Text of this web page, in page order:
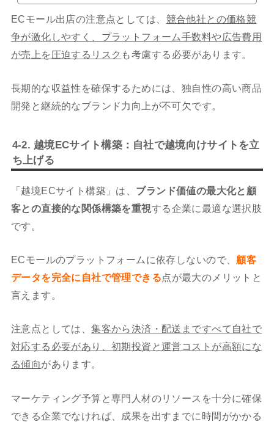
ECモール出店の注意点としては、 競合他社との価格競
争が激化しやすく、プラットフォーム手数料や広告費用
が売上を圧迫するリスク も考慮する必要があります。
長期的な収益性を確保するためには、独自性の高い商品
開発と継続的なブランド力向上が不可欠です。
4-2. 越境ECサイト構築：自社で越境向けサイトを立
ち上げる
「越境ECサイト構築」は、 ブランド価値の最大化と顧
客との直接的な関係構築を重視する企業に最適な選択肢
です。
ECモールのプラットフォームに依存しないので、 顧客
データを完全に自社で管理できる点が最大のメリットと
言えます。
注意点としては、集客から決済・配送まですべて自社で
対応する必要があり、初期投資と運営コストが高額にな
る傾向があります。
マーケティング予算と専門人材のリソースを十分に確保
できる企業でなければ、成果を出すまでに時間がかかる